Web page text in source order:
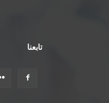
تابعنا